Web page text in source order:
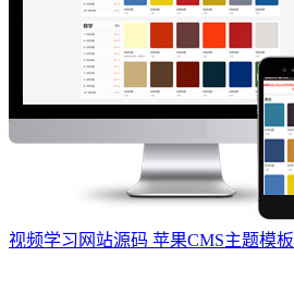
视频学习网站源码 苹果CMS主题模板